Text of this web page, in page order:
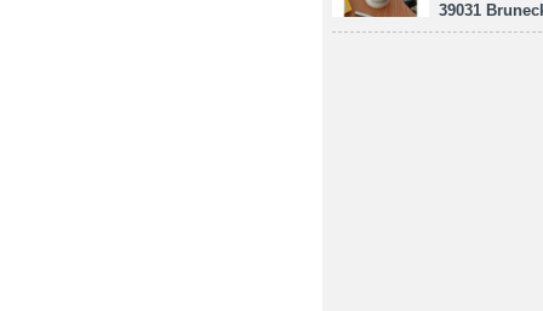
39031